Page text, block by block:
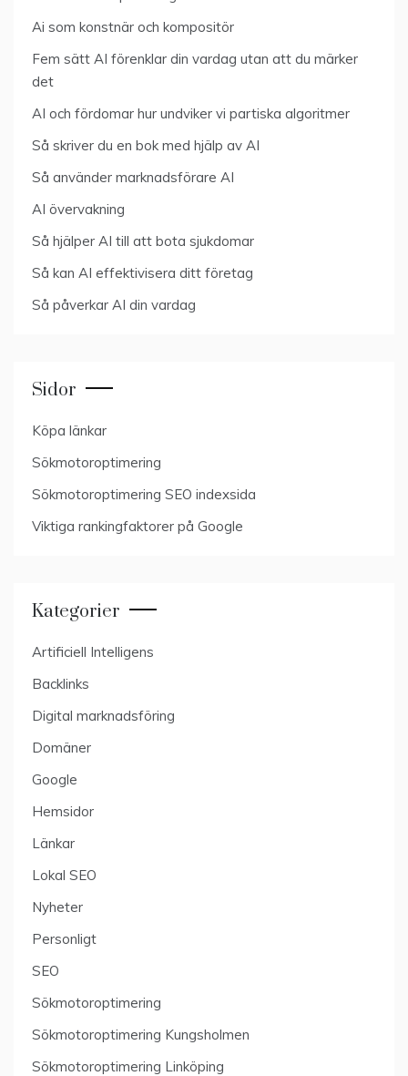
Ai som konstnär och kompositör
Fem sätt AI förenklar din vardag utan att du märker
det
AI och fördomar hur undviker vi partiska algoritmer
Så skriver du en bok med hjälp av AI
Så använder marknadsförare AI
AI övervakning
Så hjälper AI till att bota sjukdomar
Så kan AI effektivisera ditt företag
Så påverkar AI din vardag
Sidor
Köpa länkar
Sökmotoroptimering
Sökmotoroptimering SEO indexsida
Viktiga rankingfaktorer på Google
Kategorier
Artificiell Intelligens
Backlinks
Digital marknadsföring
Domäner
Google
Hemsidor
Länkar
Lokal SEO
Nyheter
Personligt
SEO
Sökmotoroptimering
Sökmotoroptimering Kungsholmen
Sökmotoroptimering Linköping